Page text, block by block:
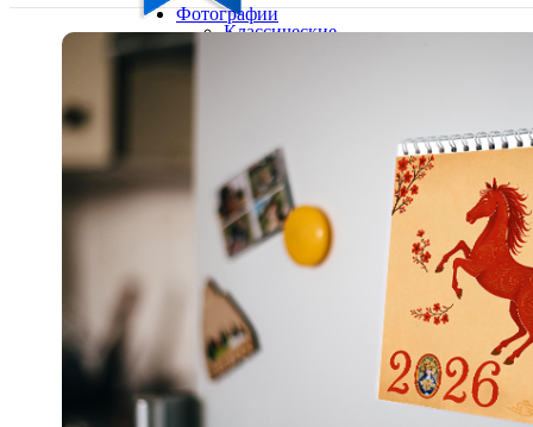
Ваш город:
Выберите из списка:
Фотографии
Классические
15х20
20х20
20х30
30х30
30х40
А4
Фото
в
рамке